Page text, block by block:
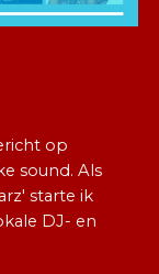
op
sound. Als
starte ik
DJ- en